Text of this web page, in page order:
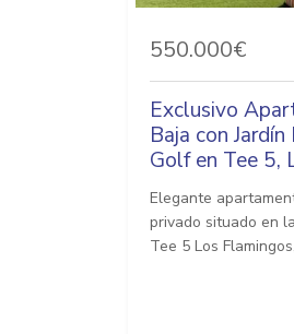
550.000€
Exclusivo
Baja con
Golf en Tee 5,
Elegante
privado situado en
Tee 5 Los